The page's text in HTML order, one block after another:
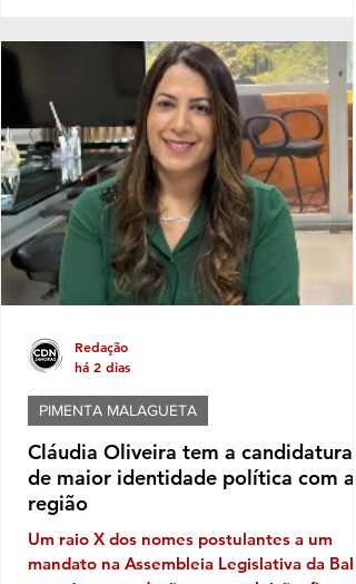
à discussão uma prática que costuma
aparecer no período pré-eleitoral: a
tentativa de transformar eventos
em vitrines para promoção de nomes que
pretendem disputar as eleições. No caso
Itabela, segundo o Ministério Público
Eleitoral, a distribuição de bonés
personalizados com o nome de Jânio Natal
Cláudia Oliveira tem a candidatura
de maior identidade política com a
região
Um raio X dos nomes postulantes a um
mandato na Assembleia Legislativa da
PIMENTA MALAGUETA
Redação
há 2 dias